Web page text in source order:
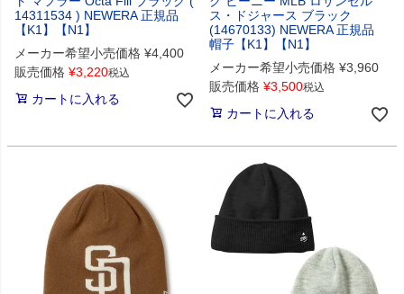
14311534 ) NEWERA 正規品
【K1】【N1】
メーカー希望小売価格 ¥4,400
販売価格 ¥3,220税込
カートに入れる
ス・ドジャース ブラック
(14670133) NEWERA 正規品
帽子【K1】【N1】
メーカー希望小売価格 ¥3,960
販売価格 ¥3,500税込
カートに入れる